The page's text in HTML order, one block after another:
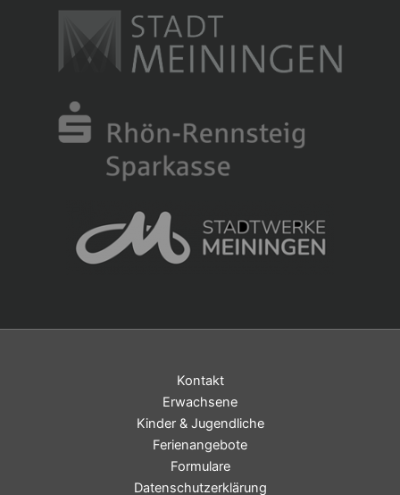
Kontakt
Erwachsene
Kinder & Jugendliche
Ferienangebote
Formulare
Datenschutzerklärung